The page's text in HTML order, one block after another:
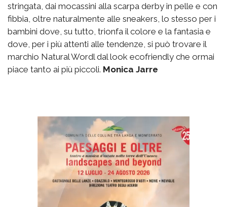
stringata, dai mocassini alla scarpa derby in pelle e con
fibbia, oltre naturalmente alle sneakers, lo stesso per i
bambini dove, su tutto, trionfa il colore e la fantasia e
dove, per i più attenti alle tendenze, si può trovare il
marchio Natural Wordl dal look ecofriendly che ormai
piace tanto ai più piccoli. Monica Jarre